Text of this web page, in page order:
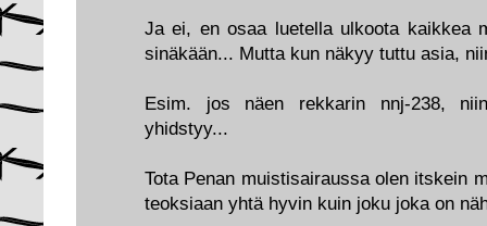
Ja ei, en osaa luetella ulkoota kaikkea
sinäkään... Mutta kun näkyy tuttu asia,
Esim. jos näen rekkarin nnj-238,
yhidstyy...
Tota Penan muistisairaussa olen itskein
teoksiaan yhtä hyvin kuin joku joka on